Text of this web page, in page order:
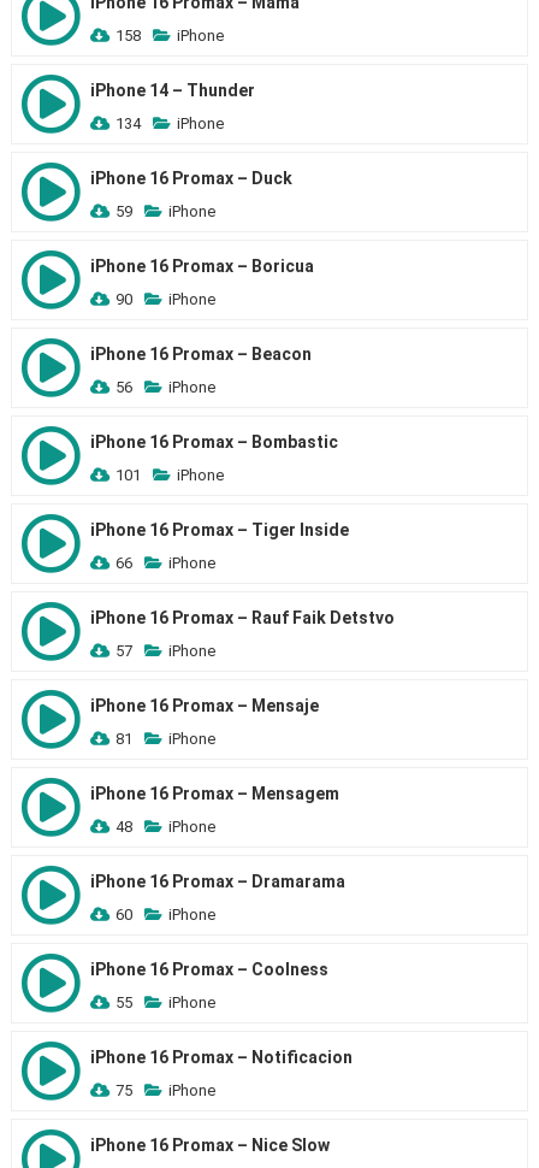
158 iPhone
iPhone 14 – Thunder
134 iPhone
iPhone 16 Promax – Duck
59 iPhone
iPhone 16 Promax – Boricua
90 iPhone
iPhone 16 Promax – Beacon
56 iPhone
iPhone 16 Promax – Bombastic
101 iPhone
iPhone 16 Promax – Tiger Inside
66 iPhone
iPhone 16 Promax – Rauf Faik Detstvo
57 iPhone
iPhone 16 Promax – Mensaje
81 iPhone
iPhone 16 Promax – Mensagem
48 iPhone
iPhone 16 Promax – Dramarama
60 iPhone
iPhone 16 Promax – Coolness
55 iPhone
iPhone 16 Promax – Notificacion
75 iPhone
iPhone 16 Promax – Nice Slow